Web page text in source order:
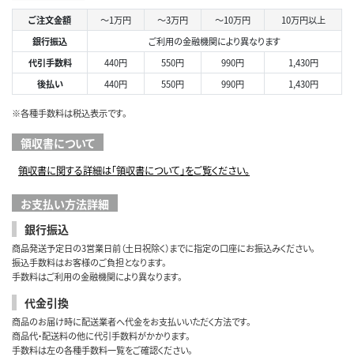
ご注文金額 ～1万円 ～3万円 ～10万円
10万円以上
銀行振込
ご利用の金融機関により異なります
代引手数料
440円 550円 990円
1,430円
後払い
440円 550円 990円 1,430円
※各種手数料は税込表示です。
領収書について
領収書に関する詳細は「領収書について」をご覧ください。
お支払い方法詳細
銀行振込
商品発送予定日の3営業日前（土日祝除く）までに指定の口座にお振込みください。
振込手数料はお客様のご負担となります。
手数料はご利用の金融機関により異なります。
代金引換
商品のお届け時に配送業者へ代金をお支払いいただく方法です。
商品代・配送料の他に代引手数料がかかります。
手数料は左の各種手数料一覧をご確認ください。